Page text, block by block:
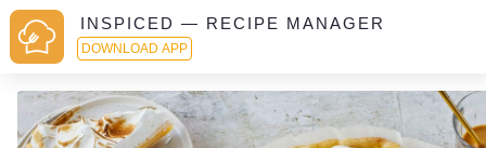
INSPICED — RECIPE MANAGER
DOWNLOAD APP